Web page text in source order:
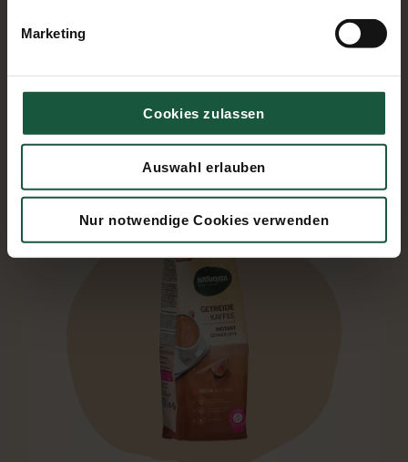
Marketing
Cookies zulassen
Auswahl erlauben
Nur notwendige Cookies verwenden
GETREIDEKAFFEE, INSTANT, DOSE